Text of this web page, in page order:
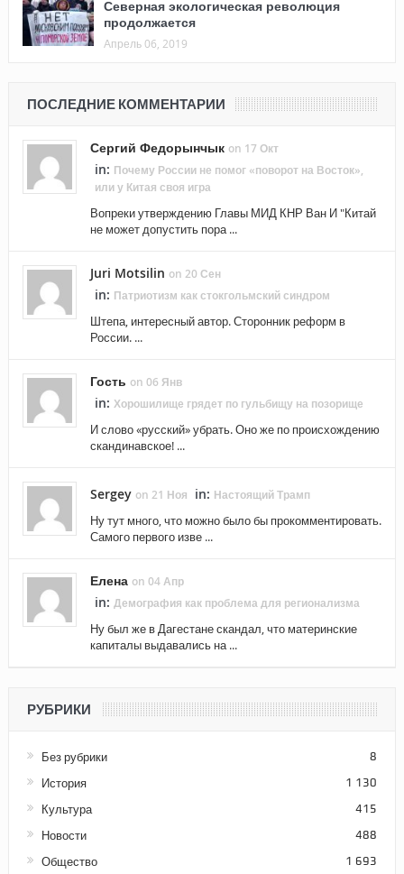
Северная экологическая революция
продолжается
Апрель 06, 2019
ПОСЛЕДНИЕ КОММЕНТАРИИ
Сергий Федорынчык on 17 Окт
in: Почему России не помог «поворот на Восток»,
или у Китая своя игра
Вопреки утверждению Главы МИД КНР Ван И "Китай
не может допустить пора ...
Juri Motsilin on 20 Сен
in: Патриотизм как стокгольмский синдром
Штепа, интересный автор. Сторонник реформ в
России. ...
Гость on 06 Янв
in: Хорошилище грядет по гульбищу на позорище
И слово «русский» убрать. Оно же по происхождению
скандинавское! ...
Sergey on 21 Ноя in: Настоящий Трамп
Ну тут много, что можно было бы прокомментировать.
Самого первого изве ...
Елена on 04 Апр
in: Демография как проблема для регионализма
Ну был же в Дагестане скандал, что материнские
капиталы выдавались на ...
РУБРИКИ
Без рубрики 8
История 1 130
Культура 415
Новости 488
Общество 1 693